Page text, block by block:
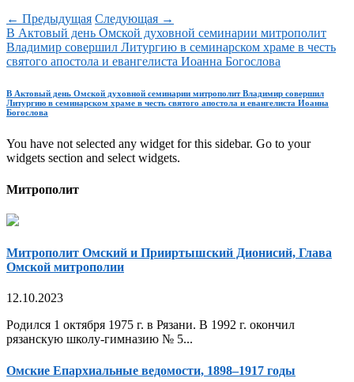
← Предыдущая Следующая →
В Актовый день Омской духовной семинарии митрополит
Владимир совершил Литургию в семинарском храме в честь
святого апостола и евангелиста Иоанна Богослова
В Актовый день Омской духовной семинарии митрополит Владимир совершил
Литургию в семинарском храме в честь святого апостола и евангелиста Иоанна
Богослова
You have not selected any widget for this sidebar. Go to your
widgets section and select widgets.
Митрополит
Митрополит Омский и Прииртышский Дионисий, Глава
Омской митрополии
12.10.2023
Родился 1 октября 1975 г. в Рязани. В 1992 г. окончил
рязанскую школу-гимназию № 5...
Омские Епархиальные ведомости, 1898–1917 годы